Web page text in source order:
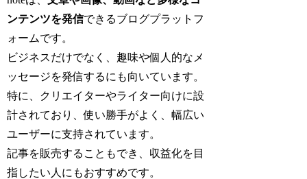
ンテンツを発信できるブログプラットフ
ォームです。
ビジネスだけでなく、趣味や個人的なメ
ッセージを発信するにも向いています。
特に、クリエイターやライター向けに設
計されており、使い勝手がよく、幅広い
ユーザーに支持されています。
記事を販売することもでき、収益化を目
指したい人にもおすすめです。